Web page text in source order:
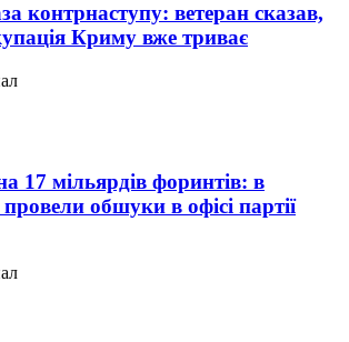
контрнаступу: ветеран сказав,
Криму вже триває
17 мільярдів форинтів: в
обшуки в офісі партії